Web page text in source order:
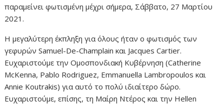
παραμείνει φωτισμένη μέχρι σήμερα, Σάββατο, 27 Μαρτίου
2021.
Η μεγαλύτερη έκπληξη για όλους ήταν ο φωτισμός των
γεφυρών Samuel-De-Champlain και Jacques Cartier.
Ευχαριστούμε την Ομοσπονδιακή Κυβέρνηση (Catherine
McKenna, Pablo Rodriguez, Emmanuella Lambropoulos και
Annie Koutrakis) για αυτό το πολύ ιδιαίτερο δώρο.
Ευχαριστούμε, επίσης, τη Μαίρη Ντέρος και την Hellen